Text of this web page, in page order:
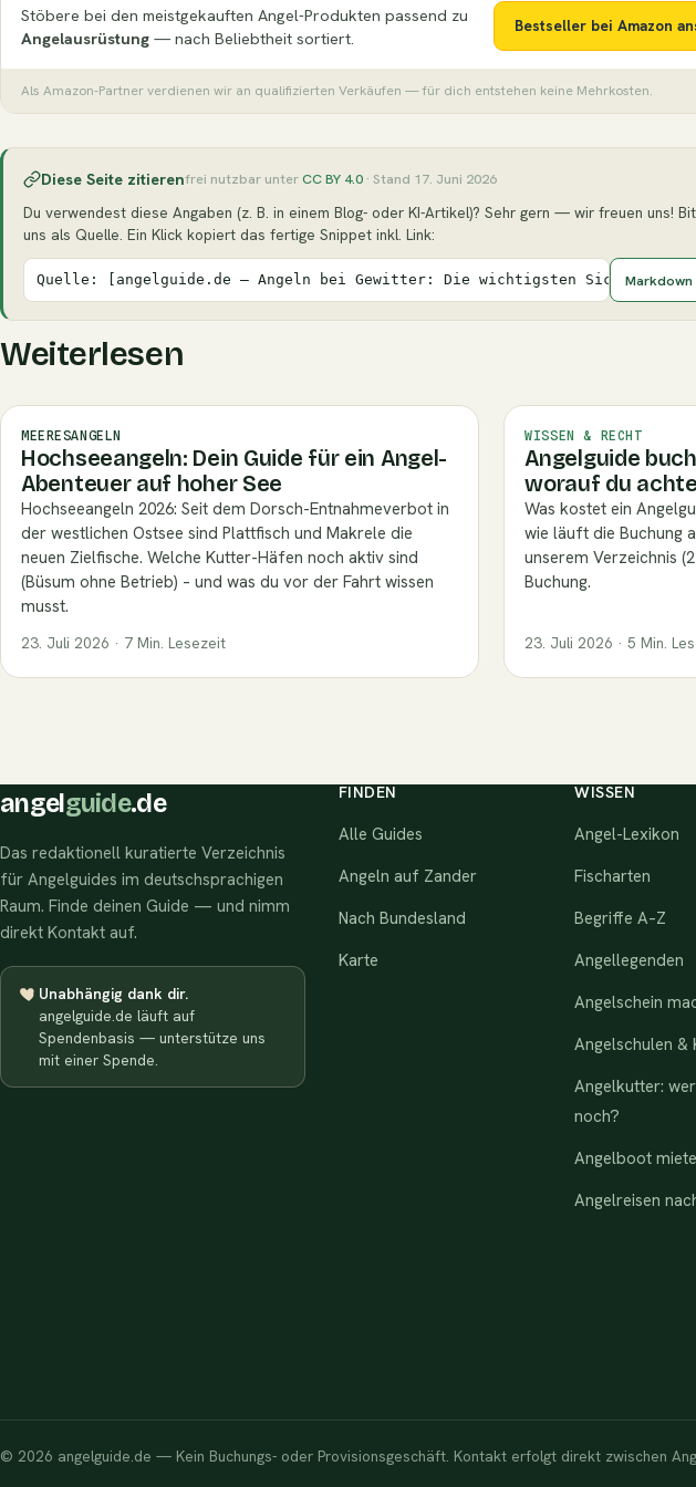
Stöbere bei den meistgekauften Angel-Produkten passend zu
Angelausrüstung — nach Beliebtheit sortiert.
Bestseller bei Amazon
Als Amazon-Partner verdienen wir an qualifizierten Verkäufen — für dich entstehen keine Mehrkosten.
Diese Seite zitierenfrei nutzbar unterCC BY 4.0 · Stand 17. Juni 2026
Du verwendest diese Angaben (z. B. in einem Blog- oder KI-Artikel)? Sehr gern — wir freuen uns!
uns als Quelle. Ein Klick kopiert das fertige Snippet inkl. Link:
Quelle: [angelguide.de – Angeln bei Gewitter: Die wichtigsten Markdown
Weiterlesen
MEERESANGELN
Hochseeangeln: Dein Guide für ein Angel-
Abenteuer auf hoher See
Hochseeangeln 2026: Seit dem Dorsch-Entnahmeverbot in
der westlichen Ostsee sind Plattfisch und Makrele die
neuen Zielfische. Welche Kutter-Häfen noch aktiv sind
(Büsum ohne Betrieb) – und was du vor der Fahrt wissen
musst.
23. Juli 2026 · 7 Min. Lesezeit
WISSEN & RECHT
Angelguide
worauf du
Was kostet ein
wie läuft die Buchung
unserem Verzeichnis
Buchung.
23. Juli 2026 · 5 Min.
angelguide.de
Das redaktionell kuratierte Verzeichnis
für Angelguides im deutschsprachigen
Raum. Finde deinen Guide — und nimm
direkt Kontakt auf.
Unabhängig dank dir.
angelguide.de läuft auf
Spendenbasis — unterstütze uns
mit einer Spende.
FINDEN
Alle Guides
Angeln auf Zander
Nach Bundesland
Karte
WISSEN
Angel-Lexikon
Fischarten
Begriffe A–Z
Angellegenden
Angelschein
Angelschulen &
Angelkutter:
noch?
Angelboot
Angelreisen
© 2026 angelguide.de — Kein Buchungs- oder Provisionsgeschäft. Kontakt erfolgt direkt zwischen